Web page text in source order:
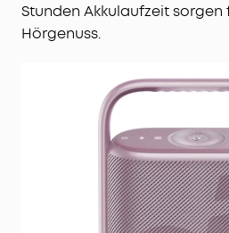
Stunden Akkulaufzeit
Hörgenuss.